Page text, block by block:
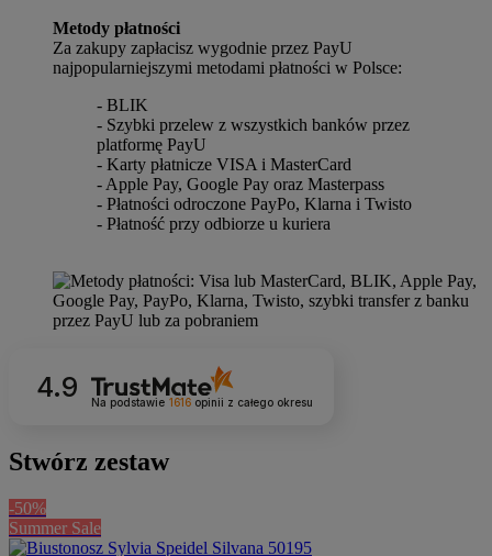
Metody płatności
Za zakupy zapłacisz wygodnie przez PayU
najpopularniejszymi metodami płatności w Polsce:
- BLIK
- Szybki przelew z wszystkich banków przez
platformę PayU
- Karty płatnicze VISA i MasterCard
- Apple Pay, Google Pay oraz Masterpass
- Płatności odroczone PayPo, Klarna i Twisto
- Płatność przy odbiorze u kuriera
4.9
Na podstawie 1616opinii z całego okresu
Stwórz zestaw
-50%
Summer Sale